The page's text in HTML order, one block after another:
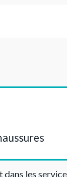
les